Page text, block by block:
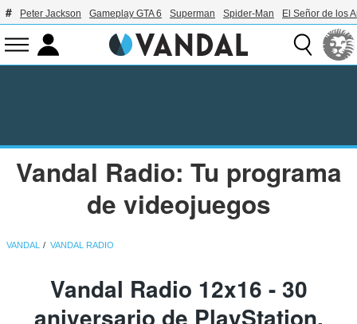
Peter Jackson Gameplay GTA 6 Superman Spider-Man El Señor de los
Vandal Radio: Tu programa
de videojuegos
VANDAL VANDAL RADIO
Vandal Radio 12x16 - 30